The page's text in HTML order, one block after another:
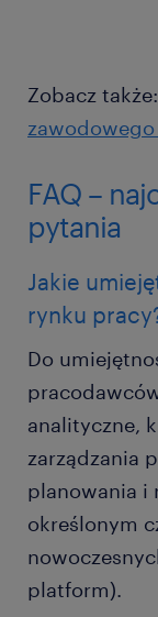
Zobacz także:
FAQ –
pytania
Jakie
rynku
Do
analityczne,
zarządzania
planowania i
określonym
platform).